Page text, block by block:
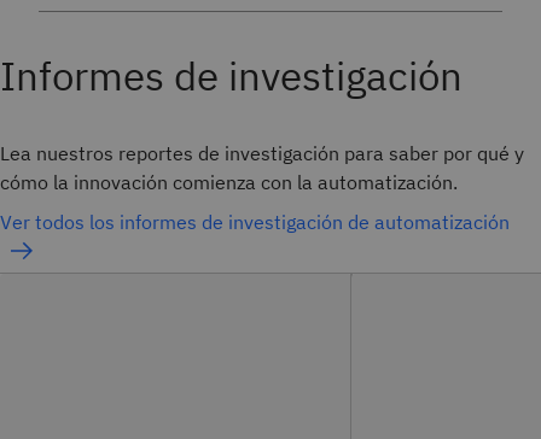
Informes de investigación
Lea nuestros reportes de investigación para saber por qué y
cómo la innovación comienza con la automatización.
Ver todos los informes de investigación de automatización